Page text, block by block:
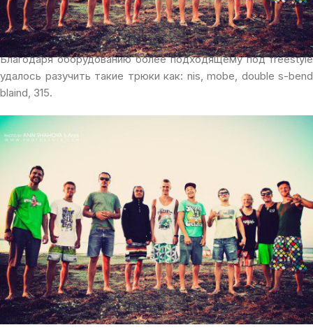
Pulido, Bas Koole, Bear Karry, Андрей Сальник (Украина).
Качественно сшитые купола, многофункциональные(размер
бара и длину строп изменять) и очень удобные планки.
Благодаря оборудованию более подходящему под freestyle
удалось разучить такие трюки как: nis, mobe, double s-bend
blaind, 315.